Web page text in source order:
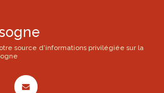
source d'informations privilégiée sur la